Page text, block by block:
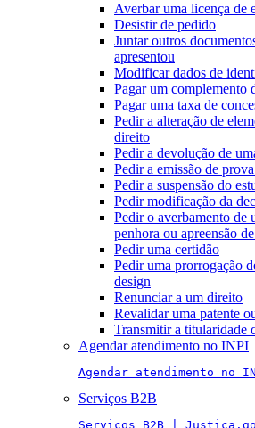
Averbar uma licença de
Desistir de pedido
Juntar outros
apresentou
Modificar dados de
Pagar um complemento
Pagar uma taxa de
Pedir a alteração de
direito
Pedir a devolução de
Pedir a emissão de
Pedir a suspensão do
Pedir modificação da
Pedir o averbamento de
penhora ou apreensão
Pedir uma certidão
Pedir uma prorrogação
design
Renunciar a um direito
Revalidar uma patente
Transmitir a titularidade
Agendar atendimento no INPI
Agendar atendimento
Serviços B2B
Serviços B2B |